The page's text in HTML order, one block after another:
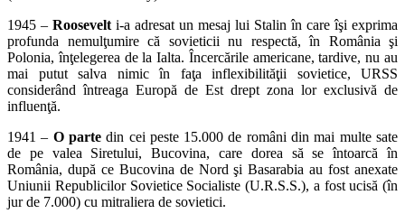
1945 – Roosevelt i-a adresat un mesaj lui Stalin în care îşi exprima
profunda nemulţumire că sovieticii nu respectă, în România şi
Polonia, înţelegerea de la Ialta. Încercările americane, tardive, nu au
mai putut salva nimic în faţa inflexibilităţii sovietice, URSS
considerând întreaga Europă de Est drept zona lor exclusivă de
influenţă.
1941 – O partedin cei peste 15.000 de români din mai multe sate
de pe valea Siretului, Bucovina, care dorea să se întoarcă în
România, după ce Bucovina de Nord şi Basarabia au fost anexate
Uniunii Republicilor Sovietice Socialiste (U.R.S.S.), a fost ucisă (în
jur de 7.000) cu mitraliera de sovietici.